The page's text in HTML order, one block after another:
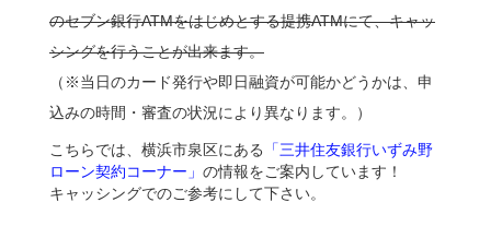
のセブン銀行ATMをはじめとする提携ATMにて、キャッ
シングを行うことが出来ます。
（※当日のカード発行や即日融資が可能かどうかは、申
込みの時間・審査の状況により異なります。）
こちらでは、横浜市泉区にある
「三井住友銀行いずみ野
ローン契約コーナー」 の情報をご案内しています！
キャッシングでのご参考にして下さい。